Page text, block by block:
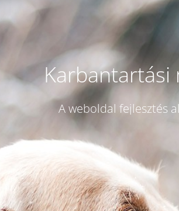
Karbantartási
A weboldal fejlesztés